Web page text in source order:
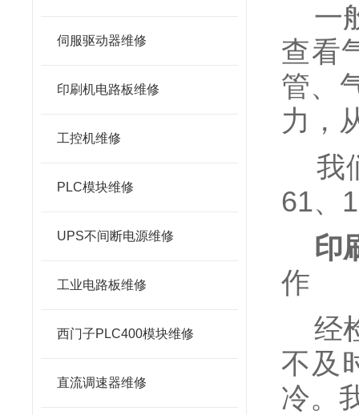
伺服驱动器维修
印刷机电路板维修
工控机维修
PLC模块维修
UPS不间断电源维修
工业电路板维修
西门子PLC400模块维修
直流调速器维修
一
查看
管、
力，
我
61、
印
作
经
不及
冷。